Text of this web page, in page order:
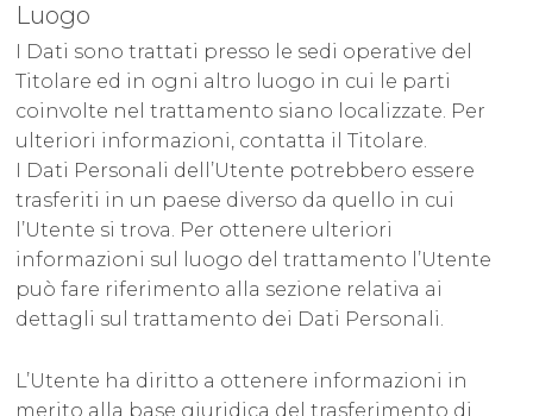
Luogo
I Dati sono trattati presso le sedi operative del
Titolare ed in ogni altro luogo in cui le parti
coinvolte nel trattamento siano localizzate. Per
ulteriori informazioni, contatta il Titolare.
I Dati Personali dell’Utente potrebbero essere
trasferiti in un paese diverso da quello in cui
l’Utente si trova. Per ottenere ulteriori
informazioni sul luogo del trattamento l’Utente
può fare riferimento alla sezione relativa ai
dettagli sul trattamento dei Dati Personali.
L’Utente ha diritto a ottenere informazioni in
merito alla base giuridica del trasferimento di